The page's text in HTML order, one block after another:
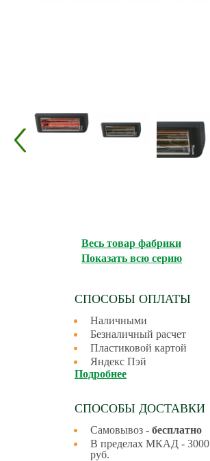
Весь товар фабрики
Показать всю серию
СПОСОБЫ ОПЛАТЫ
Наличными
Безналичный расчет
Пластиковой картой
Яндекс Пэй
Подробнее
СПОСОБЫ ДОСТАВКИ
Самовывоз - бесплатно
В пределах МКАД - 3000
руб.